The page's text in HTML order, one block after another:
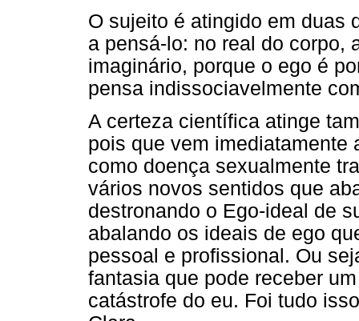
O sujeito é atingido em duas
a pensá-lo: no real do corpo,
imaginário, porque o ego é
pensa indissociavelmente
A certeza científica atinge
pois que vem imediatamente
como doença sexualmente
vários novos sentidos que
destronando o Ego-ideal de
abalando os ideais de ego
pessoal e profissional. Ou
fantasia que pode receber
catástrofe do eu. Foi tudo